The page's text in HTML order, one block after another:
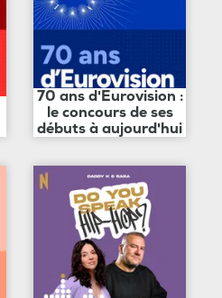
70 ans d'Eurovision :
le concours de ses
débuts à aujourd'hui